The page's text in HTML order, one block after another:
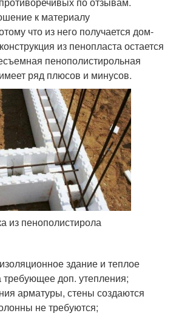
к материалу
что из него получается дом-
из пенопласта остается
пенополистирольная
ряд плюсов и минусов.
из пенополистирола
здание и теплое
требующее доп. утепления;
арматуры, стены создаются
не требуются;